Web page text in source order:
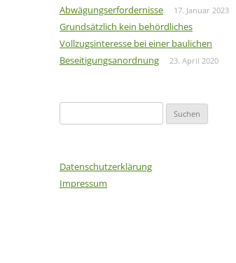
Abwägungserfordernisse
17. Januar 2023
Grundsätzlich kein behördliches
Vollzugsinteresse bei einer baulichen
Beseitigungsanordnung
23. April 2020
nach:
Datenschutzerklärung
Impressum